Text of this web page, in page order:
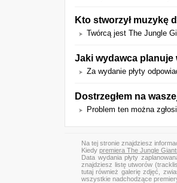
Kto stworzył muzykę
Twórcą jest The Jungle
Jaki wydawca planuje
Za wydanie płyty
Dostrzegłem na
Problem ten można
Na tej stronie znajdziesz
Kiedy premiera The Jungle
Data wydania płyty
znajdziesz listę utworów
tutaj również galerię zdjęć,
wszystkie nadchodzące